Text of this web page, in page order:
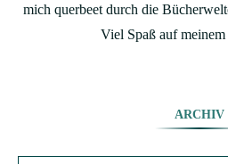
mich querbeet durch die
Viel Spaß auf
ARCHIV